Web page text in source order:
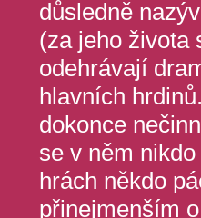
důsledně
(za jeho života
odehrávají
hlavních
dokonce
se v něm
hrách někdo
přinejmenším